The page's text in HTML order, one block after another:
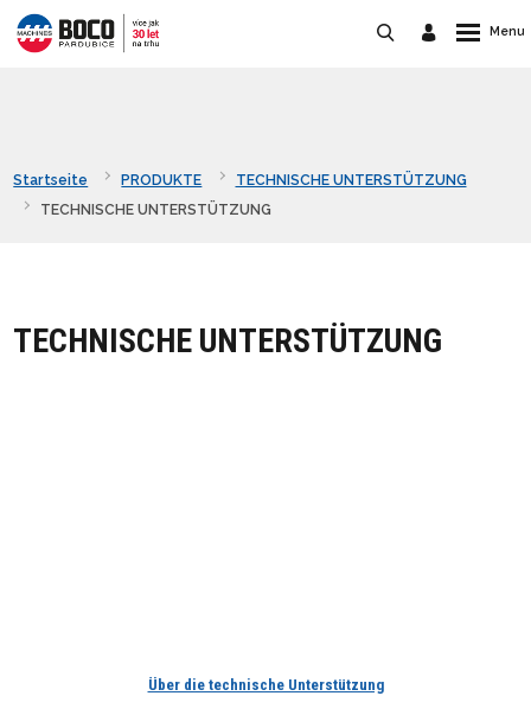
Startseite PRODUKTE
TECHNISCHE UNTERSTÜTZUNG
TECHNISCHE UNTERSTÜTZUNG
TECHNISCHE UNTERSTÜTZUNG
Über die technische Unterstützung